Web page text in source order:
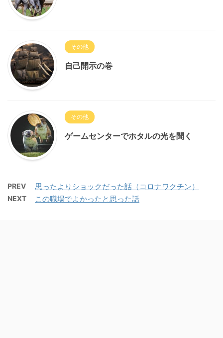
その他
自己開示の巻
その他
ゲームセンターでホタルの光を聞く
PREV 思ったよりショックだった話（コロナワクチン）
NEXT この職場でよかったと思った話